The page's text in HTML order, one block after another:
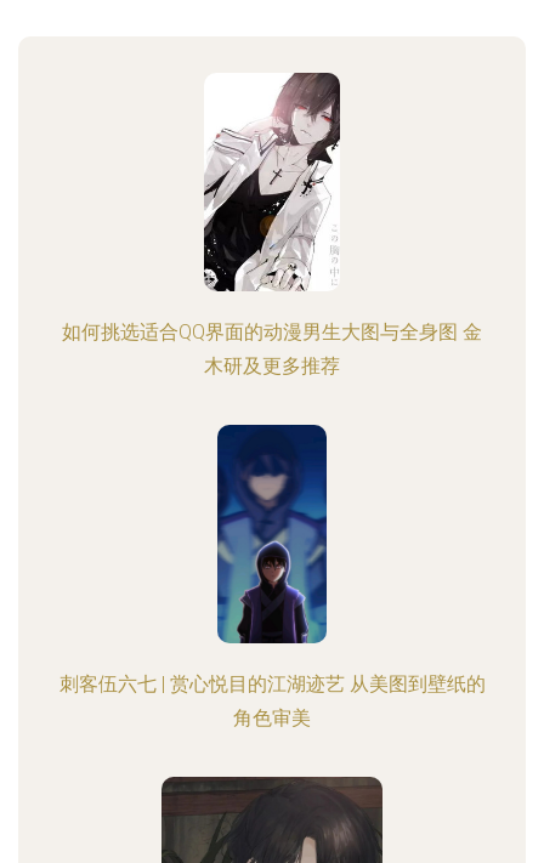
如何挑选适合QQ界面的动漫男生大图与全身图 金
木研及更多推荐
刺客伍六七 | 赏心悦目的江湖迹艺 从美图到壁纸的
角色审美